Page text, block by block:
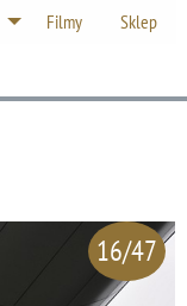
Filmy
Sklep
16/47